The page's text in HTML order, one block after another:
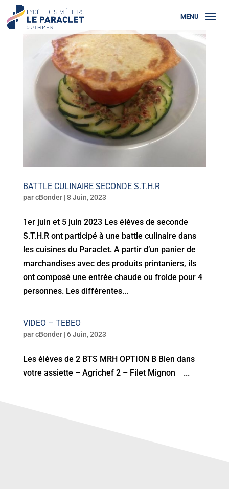
BATTLE CULINAIRE SECONDE S.T.H.R
parcBonder|8 Juin, 2023
1er juin et 5 juin 2023 Les élèves de seconde
S.T.H.R ont participé à une battle culinaire dans
les cuisines du Paraclet. A partir d’un panier de
marchandises avec des produits printaniers, ils
ont composé une entrée chaude ou froide pour 4
personnes. Les différentes...
VIDEO – TEBEO
parcBonder|6 Juin, 2023
Les élèves de 2 BTS MRH OPTION B Bien dans
votre assiette – Agrichef 2 – Filet Mignon ...